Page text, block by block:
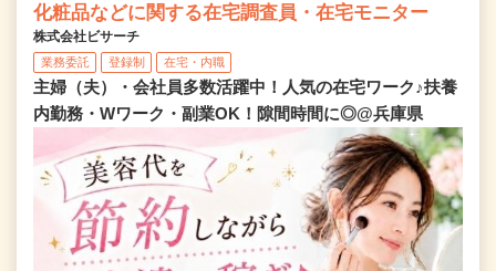
化粧品などに関する在宅調査員・在宅モニター
株式会社ビサーチ
業務委託 登録制 在宅・内職
主婦（夫）・会社員多数活躍中！人気の在宅ワーク♪扶養
内勤務・Wワーク・副業OK！隙間時間に◎@兵庫県